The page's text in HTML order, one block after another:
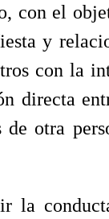
con el
y
con la
directa
otra
la